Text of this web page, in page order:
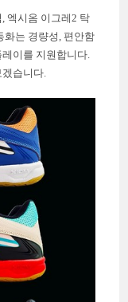
엑시옴 이그레2 탁
화는 경량성, 편안함
이를 지원합니다.
습니다.